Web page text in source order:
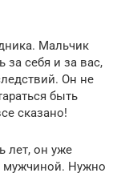
Мальчик
себя и за вас,
Он не
быть
сказано!
лет, он уже
мужчиной. Нужно